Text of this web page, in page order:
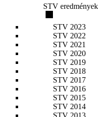
STV eredmények
STV 2023
STV 2022
STV 2021
STV 2020
STV 2019
STV 2018
STV 2017
STV 2016
STV 2015
STV 2014
STV 2013